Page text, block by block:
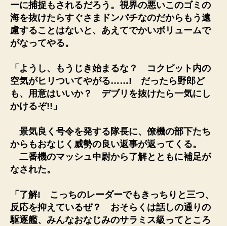
ーに捕捉もされるだろう。視界の悪いこのゴミの
海を抜けたらすぐさまドンパチなのだからもう遠
慮することはないと、あえてでかいボリュームで
がなってやる。
「ようし、もうじき始まるな？ コクピット内の
空気がヒリついてやがる……! だったら野郎ど
も、用意はいいか？ デブリを抜けたら一気にし
かけるぞ!!」
景気良く号令を発する隊長に、僚機の部下たち
からもおなじく威勢の良い返事が返ってくる。
二番機のマッシュ中尉から了解とともに補足が
なされた。
「了解! こっちのレーダーでもきっちりと三つ、
反応を抑えているぜ？ おそらくは話しの通りの
駆逐艦、みんなおなじみのサラミス級ってところ